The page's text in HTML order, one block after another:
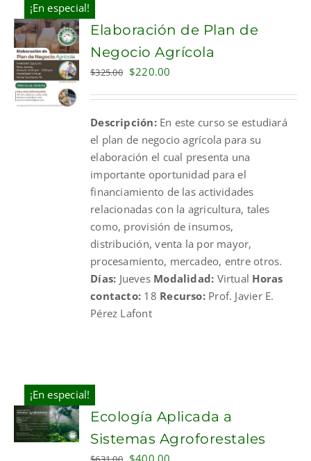
¡En especial!
ADD TO
CART
Elaboración de Plan de
Negocio Agrícola
$325.00 Original
$325.00.
$220.00
$220.00.
Descripción:En este curso se estudiará
el plan de negocio agrícola para su
elaboración el cual presenta una
importante oportunidad para el
financiamiento de las actividades
relacionadas con la agricultura, tales
como, provisión de insumos,
distribución, venta la por mayor,
procesamiento, mercadeo, entre otros.
Días: Jueves Modalidad: Virtual Horas
contacto: 18 Recurso:Prof. Javier E.
Pérez Lafont
¡En especial!
ADD TO
CART
Ecología Aplicada a
Sistemas Agroforestales
Original
$400.00